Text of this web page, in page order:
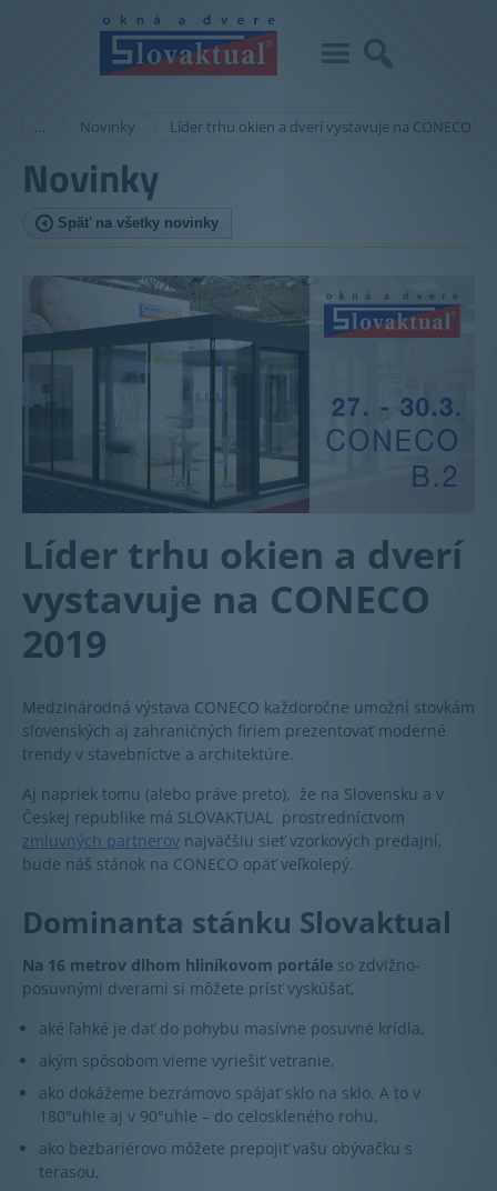
… Novinky Líder trhu okien a dverí vystavuje na CONECO
Novinky
Späť na všetky novinky
Líder trhu okien a dverí
vystavuje na CONECO
2019
Medzinárodná výstava CONECO každoročne umožní stovkám
slovenských aj zahraničných firiem prezentovať moderné
trendy v stavebníctve a architektúre.
Aj napriek tomu (alebo práve preto), že na Slovensku a v
Českej republike má SLOVAKTUAL prostredníctvom
zmluvných partnerov najväčšiu sieť vzorkových predajní,
bude náš stánok na CONECO opäť veľkolepý.
Dominanta stánku Slovaktual
Na 16 metrov dlhom hliníkovom portále so zdvižno-
posuvnými dverami si môžete prísť vyskúšať,
aké ľahké je dať do pohybu masívne posuvné krídla,
akým spôsobom vieme vyriešiť vetranie,
ako dokážeme bezrámovo spájať sklo na sklo. A to v
180°uhle aj v 90°uhle – do celoskleného rohu,
ako bezbariérovo môžete prepojiť vašu obývačku s
terasou,